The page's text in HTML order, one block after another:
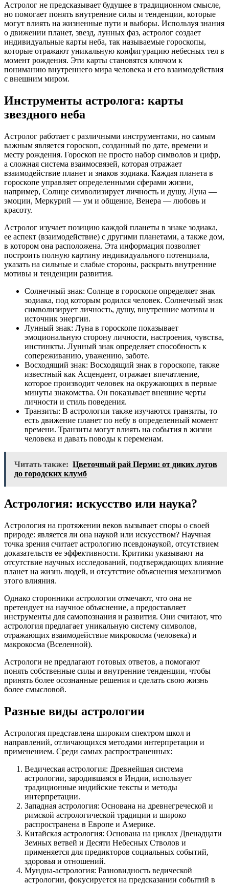
Астролог не предсказывает будущее в традиционном смысле,
но помогает понять внутренние силы и тенденции, которые
могут влиять на жизненные пути и выборы. Используя знания
о движении планет, звезд, лунных фаз, астролог создает
индивидуальные карты неба, так называемые гороскопы,
которые отражают уникальную конфигурацию небесных тел в
момент рождения. Эти карты становятся ключом к
пониманию внутреннего мира человека и его взаимодействия
с внешним миром.
Инструменты астролога: карты
звездного неба
Астролог работает с различными инструментами, но самым
важным является гороскоп, созданный по дате, времени и
месту рождения. Гороскоп не просто набор символов и цифр,
а сложная система взаимосвязей, которая отражает
взаимодействие планет и знаков зодиака. Каждая планета в
гороскопе управляет определенными сферами жизни,
например, Солнце символизирует личность и душу, Луна —
эмоции, Меркурий — ум и общение, Венера — любовь и
красоту.
Астролог изучает позицию каждой планеты в знаке зодиака,
ее аспект (взаимодействие) с другими планетами, а также дом,
в котором она расположена. Эта информация позволяет
построить полную картину индивидуального потенциала,
указать на сильные и слабые стороны, раскрыть внутренние
мотивы и тенденции развития.
Солнечный знак: Солнце в гороскопе определяет знак
зодиака, под которым родился человек. Солнечный знак
символизирует личность, душу, внутренние мотивы и
источник энергии.
Лунный знак: Луна в гороскопе показывает
эмоциональную сторону личности, настроения, чувства,
инстинкты. Лунный знак определяет способность к
сопереживанию, уважению, заботе.
Восходящий знак: Восходящий знак в гороскопе, также
известный как Асцендент, отражает впечатление,
которое производит человек на окружающих в первые
минуты знакомства. Он показывает внешние черты
личности и стиль поведения.
Транзиты: В астрологии также изучаются транзиты, то
есть движение планет по небу в определенный момент
времени. Транзиты могут влиять на события в жизни
человека и давать поводы к переменам.
Читать также: Цветочный рай Перми: от диких лугов
до городских клумб
Астрология: искусство или наука?
Астрология на протяжении веков вызывает споры о своей
природе: является ли она наукой или искусством? Научная
точка зрения считает астрологию псевдонаукой, отсутствием
доказательств ее эффективности. Критики указывают на
отсутствие научных исследований, подтверждающих влияние
планет на жизнь людей, и отсутствие объяснения механизмов
этого влияния.
Однако сторонники астрологии отмечают, что она не
претендует на научное объяснение, а предоставляет
инструменты для самопознания и развития. Они считают, что
астрология предлагает уникальную систему символов,
отражающих взаимодействие микрокосма (человека) и
макрокосма (Вселенной).
Астрологи не предлагают готовых ответов, а помогают
понять собственные силы и внутренние тенденции, чтобы
принять более осознанные решения и сделать свою жизнь
более смысловой.
Разные виды астрологии
Астрология представлена широким спектром школ и
направлений, отличающихся методами интерпретации и
применением. Среди самых распространенных:
Ведическая астрология: Древнейшая система
астрологии, зародившаяся в Индии, использует
традиционные индийские тексты и методы
интерпретации.
Западная астрология: Основана на древнегреческой и
римской астрологической традиции и широко
распространена в Европе и Америке.
Китайская астрология: Основана на циклах Двенадцати
Земных ветвей и Десяти Небесных Стволов и
применяется для предикторов социальных событий,
здоровья и отношений.
Мундна-астрология: Разновидность ведической
астрологии, фокусируется на предсказании событий в